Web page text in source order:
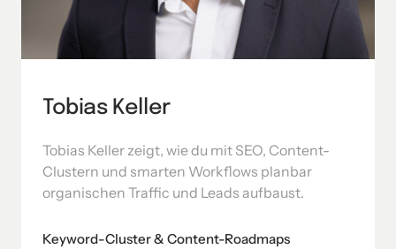
Tobias Keller
Tobias Keller zeigt, wie du mit SEO, Content-
Clustern und smarten Workflows planbar
organischen Traffic und Leads aufbaust.
Keyword-Cluster & Content-Roadmaps